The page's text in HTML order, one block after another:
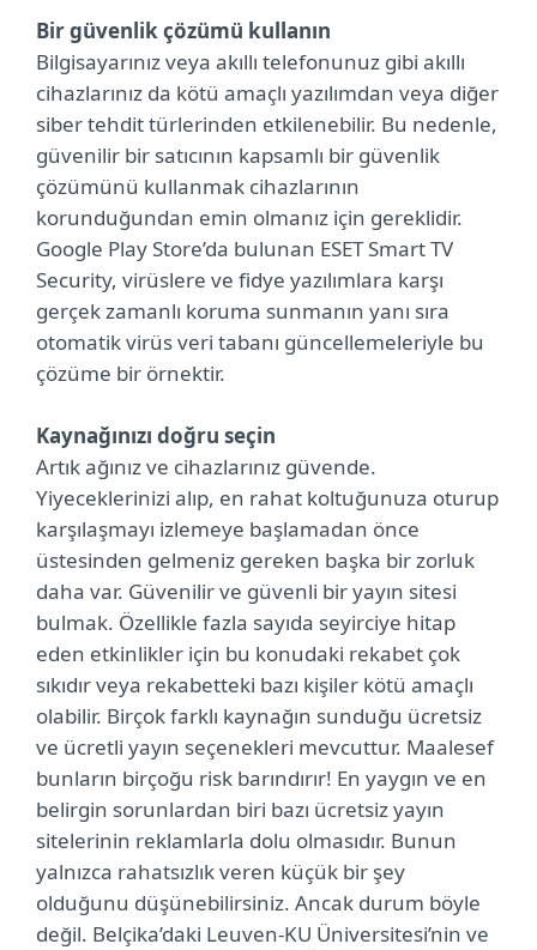
Bir güvenlik çözümü kullanın
Bilgisayarınız veya akıllı telefonunuz gibi akıllı
cihazlarınız da kötü amaçlı yazılımdan veya diğer
siber tehdit türlerinden etkilenebilir. Bu nedenle,
güvenilir bir satıcının kapsamlı bir güvenlik
çözümünü kullanmak cihazlarının
korunduğundan emin olmanız için gereklidir.
Google Play Store’da bulunan ESET Smart TV
Security, virüslere ve fidye yazılımlara karşı
gerçek zamanlı koruma sunmanın yanı sıra
otomatik virüs veri tabanı güncellemeleriyle bu
çözüme bir örnektir.
Kaynağınızı doğru seçin
Artık ağınız ve cihazlarınız güvende.
Yiyeceklerinizi alıp, en rahat koltuğunuza oturup
karşılaşmayı izlemeye başlamadan önce
üstesinden gelmeniz gereken başka bir zorluk
daha var. Güvenilir ve güvenli bir yayın sitesi
bulmak. Özellikle fazla sayıda seyirciye hitap
eden etkinlikler için bu konudaki rekabet çok
sıkıdır veya rekabetteki bazı kişiler kötü amaçlı
olabilir. Birçok farklı kaynağın sunduğu ücretsiz
ve ücretli yayın seçenekleri mevcuttur. Maalesef
bunların birçoğu risk barındırır! En yaygın ve en
belirgin sorunlardan biri bazı ücretsiz yayın
sitelerinin reklamlarla dolu olmasıdır. Bunun
yalnızca rahatsızlık veren küçük bir şey
olduğunu düşünebilirsiniz. Ancak durum böyle
değil. Belçika’daki Leuven-KU Üniversitesi’nin ve